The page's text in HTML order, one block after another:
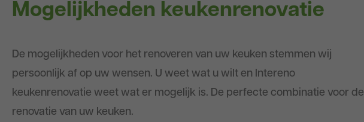
Mogelijkheden keukenrenovatie
De mogelijkheden voor het renoveren van uw keuken stemmen wij
persoonlijk af op uw wensen. U weet wat u wilt en Intereno
keukenrenovatie weet wat er mogelijk is. De perfecte combinatie voor de
renovatie van uw keuken.